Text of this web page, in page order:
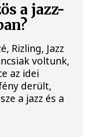
a jazz-
Rizling, Jazz
voltunk,
az idei
derült,
a jazz és a